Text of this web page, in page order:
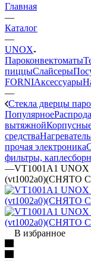
Главная
—
Каталог
—
UNOX
Пароконвектоматы
пиццыСлайсеры
FORNIАксессуары
—
Стекла дверцы
Популярное
вытяжной
средства
прочая электроника
фильтры,
—VT1001A1 UNOX
(vt1002a0)(СНЯТО
В избранное